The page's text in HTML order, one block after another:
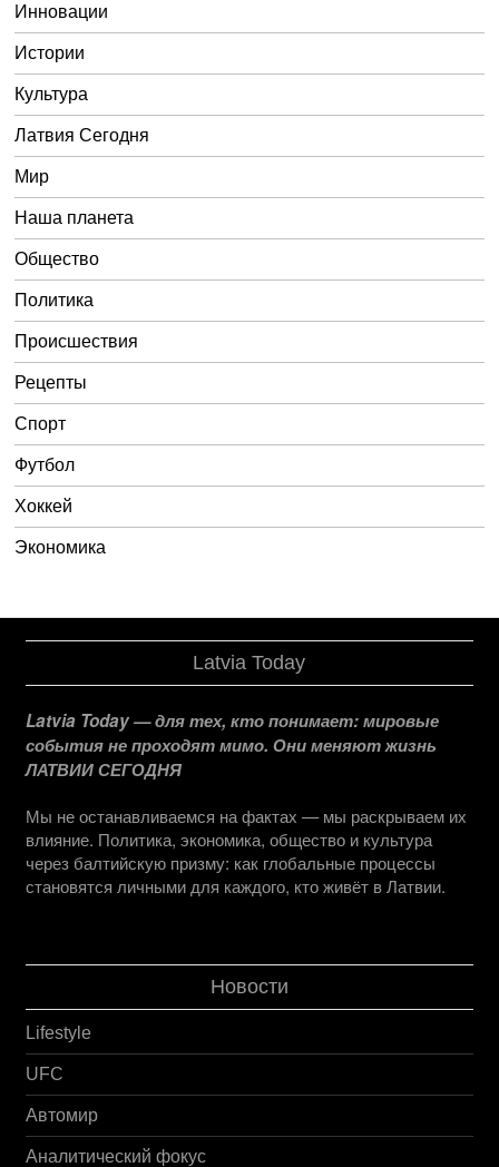
Инновации
Истории
Культура
Латвия Сегодня
Мир
Наша планета
Общество
Политика
Происшествия
Рецепты
Спорт
Футбол
Хоккей
Экономика
Latvia Today
Latvia Today — для тех, кто понимает: мировые
события не проходят мимо. Они меняют жизнь
ЛАТВИИ СЕГОДНЯ
Мы не останавливаемся на фактах — мы раскрываем их
влияние. Политика, экономика, общество и культура
через балтийскую призму: как глобальные процессы
становятся личными для каждого, кто живёт в Латвии.
Новости
Lifestyle
UFC
Автомир
Аналитический фокус